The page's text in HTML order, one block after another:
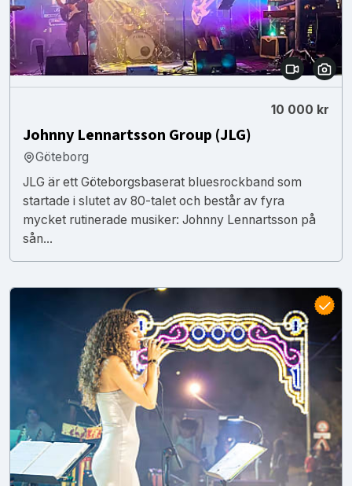
10 000 kr
Johnny Lennartsson Group (JLG)
Göteborg
JLG är ett Göteborgsbaserat bluesrockband som
startade i slutet av 80-talet och består av fyra
mycket rutinerade musiker: Johnny Lennartsson på
sån...